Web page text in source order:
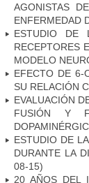
AGONISTAS
ENFERMEDAD
ESTUDIO DE
RECEPTORES
MODELO
EFECTO DE 6-
SU RELACIÓN
EVALUACIÓN
FUSIÓN Y
ESTUDIO DE
DURANTE LA
08-15)
20 AÑOS DEL